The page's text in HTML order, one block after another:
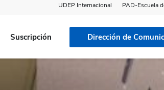
UDEP Internacional PAD-Escuela
Suscripción Dirección de